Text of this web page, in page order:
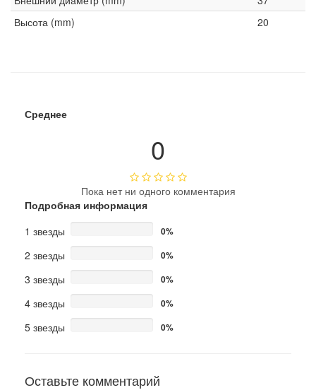
Высота (mm)
20
Среднее
0
Пока нет ни одного комментария
Подробная информация
1 звезды
0%
2 звезды 0%
3 звезды 0%
4 звезды 0%
5 звезды 0%
Оставьте комментарий